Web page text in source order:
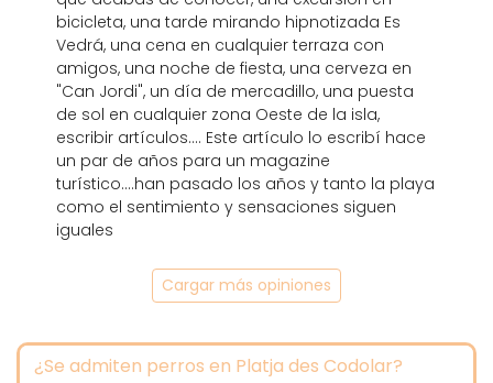
bicicleta, una tarde mirando hipnotizada Es
Vedrá, una cena en cualquier terraza con
amigos, una noche de fiesta, una cerveza en
"Can Jordi", un día de mercadillo, una puesta
de sol en cualquier zona Oeste de la isla,
escribir artículos.... Este artículo lo escribí hace
un par de años para un magazine
turístico....han pasado los años y tanto la playa
como el sentimiento y sensaciones siguen
iguales
Cargar más opiniones
¿Se admiten perros en Platja des Codolar?